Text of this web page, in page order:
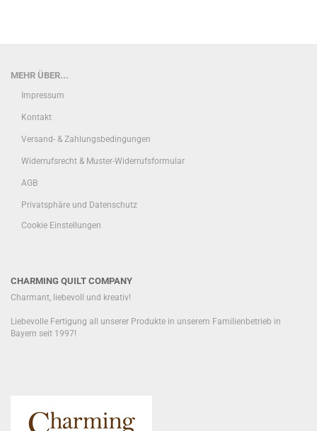
MEHR ÜBER...
Impressum
Kontakt
Versand- & Zahlungsbedingungen
Widerrufsrecht & Muster-Widerrufsformular
AGB
Privatsphäre und Datenschutz
Cookie Einstellungen
CHARMING QUILT COMPANY
Charmant, liebevoll und kreativ!
Liebevolle Fertigung all unserer Produkte in unserem Familienbetrieb in
Bayern seit 1997!